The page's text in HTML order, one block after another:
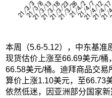
本周（5.6-5.12），中东基准
现货估价上涨至66.69美元/桶
66.58美元/桶。迪拜商品交
算价上涨1.10美元，至66.73
依然低迷，因亚洲部分国家